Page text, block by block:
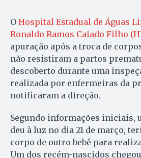
O Hospital Estadual de Águas
Ronaldo Ramos Caiado Filho
apuração após a troca de
não resistiram a partos
descoberto durante uma
realizada por enfermeiras da
notificaram a direção.
Segundo informações iniciais,
deu à luz no dia 21 de março,
corpo de outro bebê para
Um dos recém-nascidos